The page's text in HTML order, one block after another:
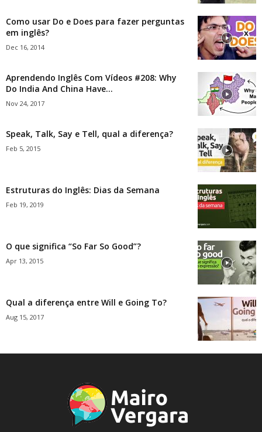
Como usar Do e Does para fazer perguntas
em inglês?
Dec 16, 2014
Aprendendo Inglês Com Vídeos #208: Why
Do India And China Have...
Nov 24, 2017
Speak, Talk, Say e Tell, qual a diferença?
Feb 5, 2015
Estruturas do Inglês: Dias da Semana
Feb 19, 2019
O que significa “So Far So Good”?
Apr 13, 2015
Qual a diferença entre Will e Going To?
Aug 15, 2017